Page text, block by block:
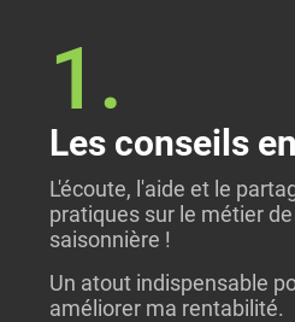
1.
Les conseils
L'écoute, l'aide et le
pratiques sur le métier
saisonnière !
Un atout indispensable
améliorer ma rentabilité.